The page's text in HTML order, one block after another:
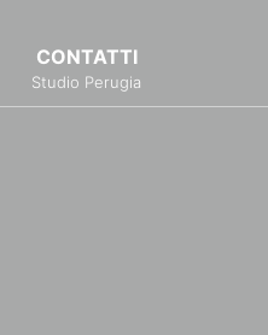
CONTATTI
Studio Perugia